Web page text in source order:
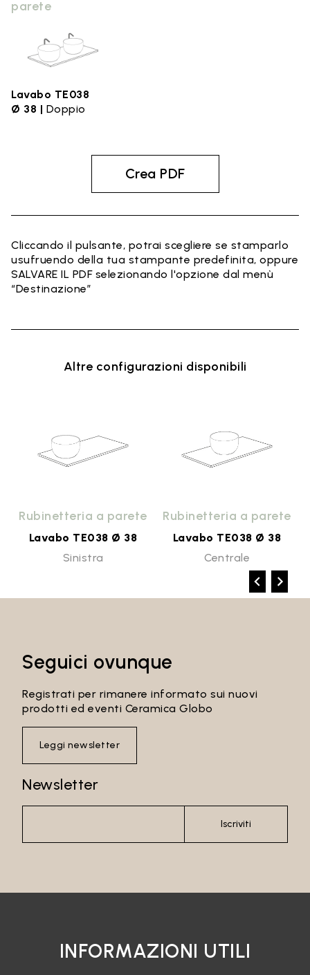
parete
Lavabo TE038
Ø 38 | Doppio
Crea PDF
Cliccando il pulsante, potrai scegliere se stamparlo
usufruendo della tua stampante predefinita, oppure
SALVARE IL PDF selezionando l'opzione dal menù
“Destinazione”
Altre configurazioni disponibili
Rubinetteria a parete
Lavabo TE038 Ø 38
Sinistra
Rubinetteria a parete
Lavabo TE038 Ø 38
Centrale
Seguici ovunque
Registrati per rimanere informato sui nuovi
prodotti ed eventi Ceramica Globo
Leggi newsletter
Newsletter
Iscriviti
INFORMAZIONI UTILI